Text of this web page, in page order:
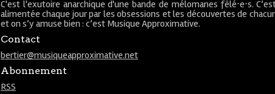
C'est l'exutoire anarchique d'une bande de mélomanes fêlé⋅e⋅s.
alimentée chaque jour par les obsessions et les découvertes de
et on s’y amuse bien : c’est Musique Approximative.
Contact
bertier@musiqueapproximative.net
Abonnement
RSS